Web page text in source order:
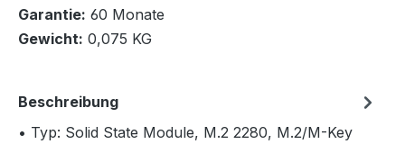
In den Warenkorb
Garantie: 60 Monate
Gewicht: 0,075 KG
Beschreibung
• Typ: Solid State Module, M.2 2280, M.2/M-Key